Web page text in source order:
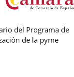
del Programa de
de la pyme